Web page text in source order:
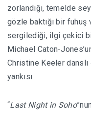
zorlandığı, temelde
gözle baktığı bir fuhuş
sergilediği, ilgi çekici
Michael Caton-
Christine Keeler
yankısı.
“Last Night in Soho